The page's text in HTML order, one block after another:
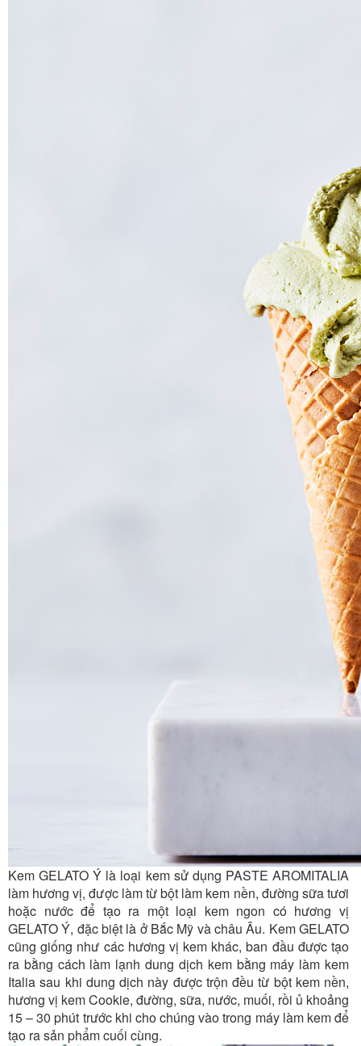
Kem GELATO Ý là loại kem sử dụng PASTE AROMITALIA
làm hương vị, được làm từ bột làm kem nền, đường sữa tươi
hoặc nước để tạo ra một loại kem ngon có hương vị
GELATO Ý, đặc biệt là ở Bắc Mỹ và châu Âu. Kem GELATO
cũng giống như các hương vị kem khác, ban đầu được tạo
ra bằng cách làm lạnh dung dịch kem bằng máy làm kem
Italia sau khi dung dịch này được trộn đều từ bột kem nền,
hương vị kem Cookie, đường, sữa, nước, muối, rồi ủ khoảng
15 – 30 phút trước khi cho chúng vào trong máy làm kem để
tạo ra sản phẩm cuối cùng.